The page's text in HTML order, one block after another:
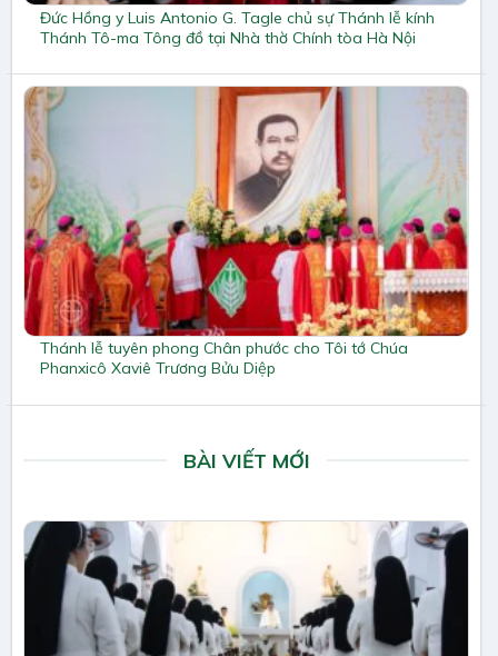
Đức Hồng y Luis Antonio G. Tagle chủ sự Thánh lễ kính
Thánh Tô-ma Tông đồ tại Nhà thờ Chính tòa Hà Nội
Thánh lễ tuyên phong Chân phước cho Tôi tớ Chúa
Phanxicô Xaviê Trương Bửu Diệp
BÀI VIẾT MỚI